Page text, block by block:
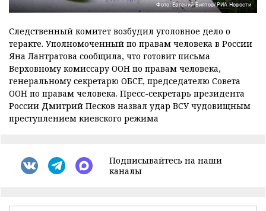
Фото: Евгений Биятов/РИА Новости
Следственный комитет возбудил уголовное дело о
теракте. Уполномоченный по правам человека в России
Яна Лантратова сообщила, что готовит письма
Верховному комиссару ООН по правам человека,
генеральному секретарю ОБСЕ, председателю Совета
ООН по правам человека. Пресс-секретарь президента
России Дмитрий Песков назвал удар ВСУ чудовищным
преступлением киевского режима
Подписывайтесь на наши
каналы